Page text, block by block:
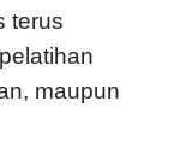
terus
maupun